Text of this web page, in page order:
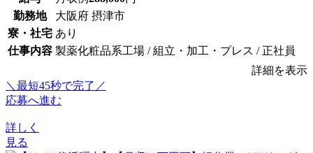
勤務地
大阪府 摂津市
寮・社宅 あり
仕事内容 製薬化粧品系工場 / 組立・加工・プレス / 正社員
詳細を表示
＼最短45秒で完了／
応募へ進む
詳しく
見る